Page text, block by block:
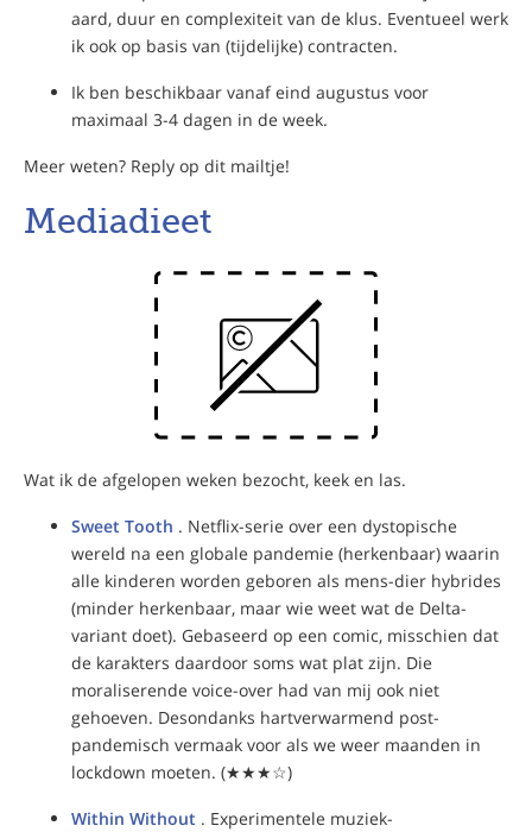
aard, duur en complexiteit van de klus. Eventueel werk
ik ook op basis van (tijdelijke) contracten.
Ik ben beschikbaar vanaf eind augustus voor
maximaal 3-4 dagen in de week.
Meer weten? Reply op dit mailtje!
Mediadieet
Wat ik de afgelopen weken bezocht, keek en las.
Sweet Tooth . Netflix-serie over een dystopische
wereld na een globale pandemie (herkenbaar) waarin
alle kinderen worden geboren als mens-dier hybrides
(minder herkenbaar, maar wie weet wat de Delta-
variant doet). Gebaseerd op een comic, misschien dat
de karakters daardoor soms wat plat zijn. Die
moraliserende voice-over had van mij ook niet
gehoeven. Desondanks hartverwarmend post-
pandemisch vermaak voor als we weer maanden in
lockdown moeten. (★★★☆)
Within Without . Experimentele muziek-